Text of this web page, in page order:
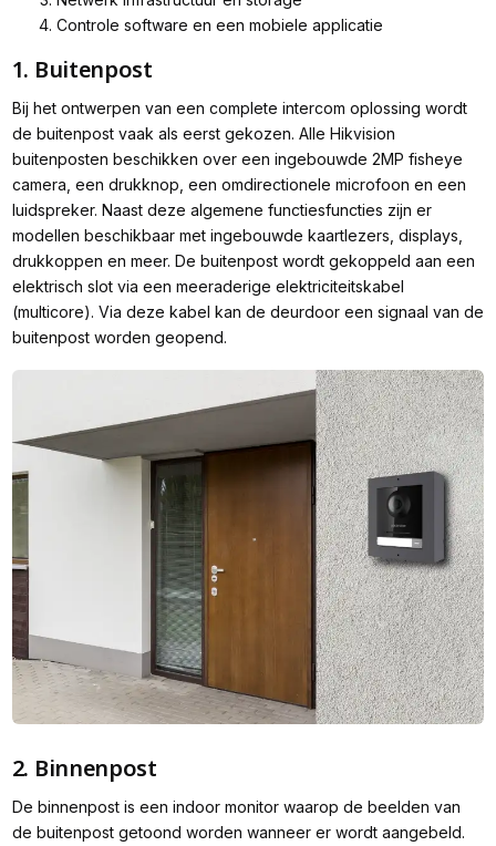
Controle software en een mobiele applicatie
1. Buitenpost
Bij het ontwerpen van een complete intercom oplossing wordt
de buitenpost vaak als eerst gekozen. Alle Hikvision
buitenposten beschikken over een ingebouwde 2MP fisheye
camera, een drukknop, een omdirectionele microfoon en een
luidspreker. Naast deze algemene functiesfuncties zijn er
modellen beschikbaar met ingebouwde kaartlezers, displays,
drukkoppen en meer. De buitenpost wordt gekoppeld aan een
elektrisch slot via een meeraderige elektriciteitskabel
(multicore). Via deze kabel kan de deurdoor een signaal van de
buitenpost worden geopend.
2. Binnenpost
De binnenpost is een indoor monitor waarop de beelden van
de buitenpost getoond worden wanneer er wordt aangebeld.